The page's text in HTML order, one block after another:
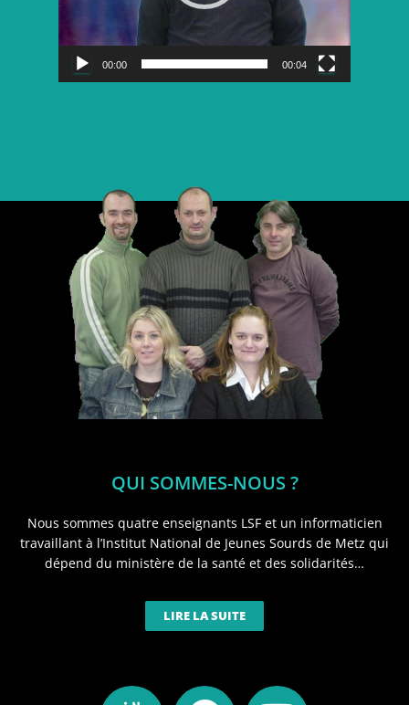
00:00 00:04
QUI SOMMES-NOUS ?
Nous sommes quatre enseignants LSF et un informaticien
travaillant à l’Institut National de Jeunes Sourds de Metz qui
dépend du ministère de la santé et des solidarités…
LIRE LA SUITE